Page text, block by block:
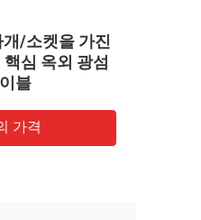
케이블 권선 광섬유 성분 손
전술상 권선 책가방에 감습